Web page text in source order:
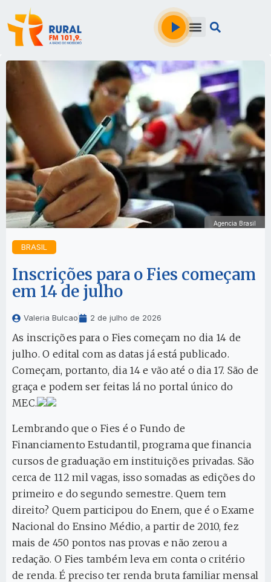
Agencia Brasil
BRASIL
Inscrições para o Fies começam
em 14 de julho
Valeria Bulcao 2 de julho de 2026
As inscrições para o Fies começam no dia 14 de
julho. O edital com as datas já está publicado.
Começam, portanto, dia 14 e vão até o dia 17. São de
graça e podem ser feitas lá no portal único do
MEC.
Lembrando que o Fies é o Fundo de
Financiamento Estudantil, programa que financia
cursos de graduação em instituições privadas. São
cerca de 112 mil vagas, isso somadas as edições do
primeiro e do segundo semestre. Quem tem
direito? Quem participou do Enem, que é o Exame
Nacional do Ensino Médio, a partir de 2010, fez
mais de 450 pontos nas provas e não zerou a
redação. O Fies também leva em conta o critério
de renda. É preciso ter renda bruta familiar mensal